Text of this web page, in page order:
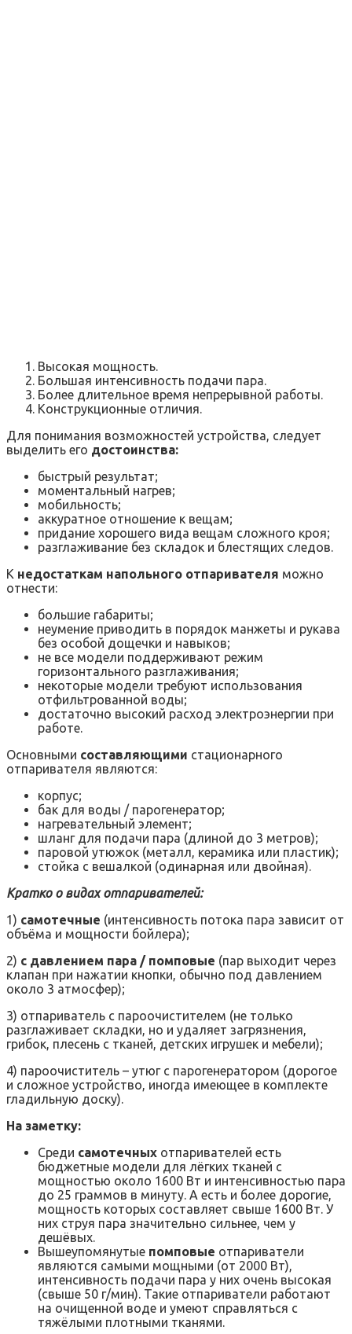
Высокая мощность.
Большая интенсивность подачи пара.
Более длительное время непрерывной работы.
Конструкционные отличия.
Для понимания возможностей устройства, следует
выделить его достоинства:
быстрый результат;
моментальный нагрев;
мобильность;
аккуратное отношение к вещам;
придание хорошего вида вещам сложного кроя;
разглаживание без складок и блестящих следов.
К недостаткам напольного отпаривателя можно
отнести:
большие габариты;
неумение приводить в порядок манжеты и рукава
без особой дощечки и навыков;
не все модели поддерживают режим
горизонтального разглаживания;
некоторые модели требуют использования
отфильтрованной воды;
достаточно высокий расход электроэнергии при
работе.
Основными составляющими стационарного
отпаривателя являются:
корпус;
бак для воды / парогенератор;
нагревательный элемент;
шланг для подачи пара (длиной до 3 метров);
паровой утюжок (металл, керамика или пластик);
стойка с вешалкой (одинарная или двойная).
Кратко о видах отпаривателей:
1) самотечные (интенсивность потока пара зависит от
объёма и мощности бойлера);
2) с давлением пара / помповые (пар выходит через
клапан при нажатии кнопки, обычно под давлением
около 3 атмосфер);
3) отпариватель с пароочистителем (не только
разглаживает складки, но и удаляет загрязнения,
грибок, плесень с тканей, детских игрушек и мебели);
4) пароочиститель – утюг с парогенератором (дорогое
и сложное устройство, иногда имеющее в комплекте
гладильную доску).
На заметку:
Среди самотечных отпаривателей есть
бюджетные модели для лёгких тканей с
мощностью около 1600 Вт и интенсивностью пара
до 25 граммов в минуту. А есть и более дорогие,
мощность которых составляет свыше 1600 Вт. У
них струя пара значительно сильнее, чем у
дешёвых.
Вышеупомянутые помповые отпариватели
являются самыми мощными (от 2000 Вт),
интенсивность подачи пара у них очень высокая
(свыше 50 г/мин). Такие отпариватели работают
на очищенной воде и умеют справляться с
тяжёлыми плотными тканями.